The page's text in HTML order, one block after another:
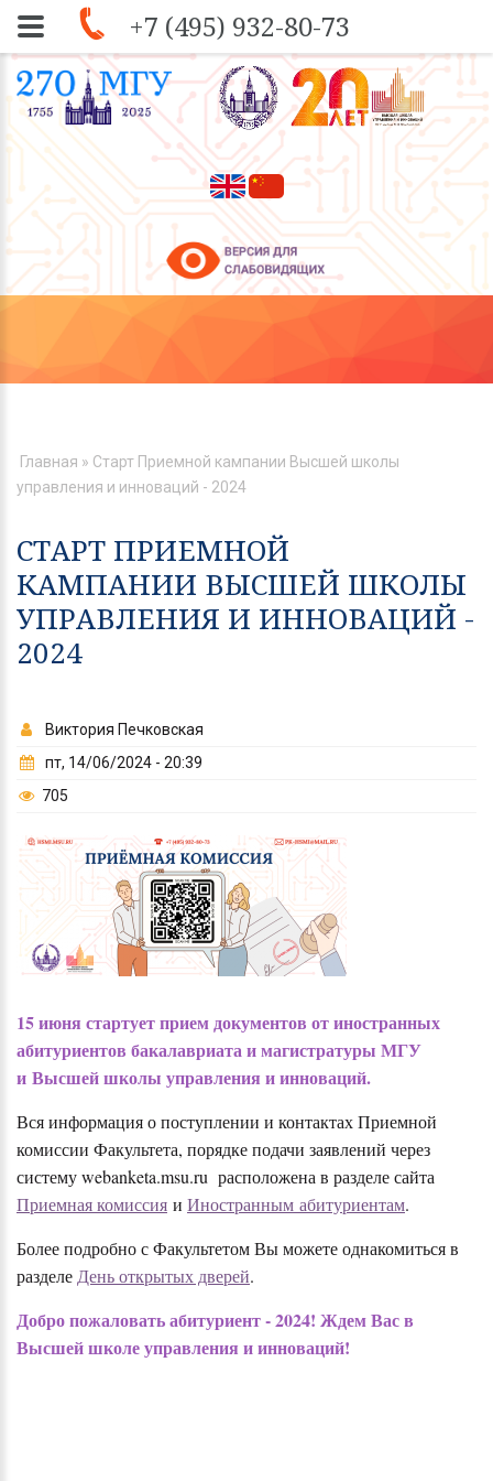
Skip to navigation
Перейти к основному содержанию
ВЫ ЗДЕСЬ
Главная » Старт Приемной кампании Высшей школы
управления и инноваций - 2024
СТАРТ ПРИЕМНОЙ
КАМПАНИИ ВЫСШЕЙ ШКОЛЫ
УПРАВЛЕНИЯ И ИННОВАЦИЙ -
2024
Виктория Печковская
пт, 14/06/2024 - 20:39
705
15 июня стартует прием документов от иностранных
абитуриентов бакалавриата и магистратуры МГУ
и Высшей школы управления и инноваций.
Вся информация о поступлении и контактах Приемной
комиссии Факультета, порядке подачи заявлений через
систему webanketa.msu.ru расположена в разделе сайта
Приемная комиссия и Иностранным абитуриентам.
Более подробно с Факультетом Вы можете однакомиться в
разделе День открытых дверей.
Добро пожаловать абитуриент - 2024! Ждем Вас в
Высшей школе управления и инноваций!
+7 (495) 932-80-73